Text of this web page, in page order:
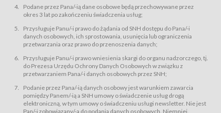
usługę utrzymywania konta użytkownika w Serwisie,
usługę newsletter,
usługę zawierania na odległość umów nabycia Karnetów i Biletów,
usługę zawierania na odległość umów sprzedaży w Sklepie.
dnia 18 lipca 2002 r. o świadczeniu usług drogą elektroniczną (Dz.U. z 2002
r., Nr 144, poz. 1204, z późń. zm.). Usługi świadczone są nieodpłatnie.
Na zasadach określonych w Regulaminie dostęp do Serwisu jest otwarty dla
Usługobiorca przed rozpoczęciem korzystania z Serwisu jest zobowiązany
zapoznać się z Regulaminem. Założenie konta w Serwisie oraz zamówienie
usługi newsletter za pośrednictwem przeznaczonego do tego formularza
zamieszczonego na stronach Serwisu dostępnych dla wszystkich
Podane przez Pana/-ią dane osobowe będą przechowywane przez
okres 3 lat po zakończeniu świadczenia usług;
Przysługuje Panu/-i prawo do żądania od SNH dostępu do Pana/-i
danych osobowych, ich sprostowania, usunięcia lub ograniczenia
przetwarzania oraz prawo do przenoszenia danych;
Przysługuje Panu/-i prawo wniesienia skargi do organu nadzorczego, tj.
do Prezesa Urzędu Ochrony Danych Osobowych w związku z
przetwarzaniem Pana/-i danych osobowych przez SNH;
Podanie przez Pana/-ią danych osobowy jest warunkiem zawarcia
pomiędzy Panem/-ią a SNH umowy o świadczenie usług drogą
elektroniczną, w tym umowy o świadczeniu usługi newsletter. Nie jest
Pan/-i zobowiązany/-a do podania danych osobowych. Niemniej,